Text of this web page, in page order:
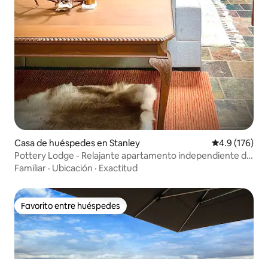
Casa de huéspedes en Stanley Calificación
4.9 (176)
Pottery Lodge - Relajante apartamento independiente de
1 dormitorio.
Familiar · Ubicación · Exactitud
Favorito entre huéspedes
Favorito entre huéspedes